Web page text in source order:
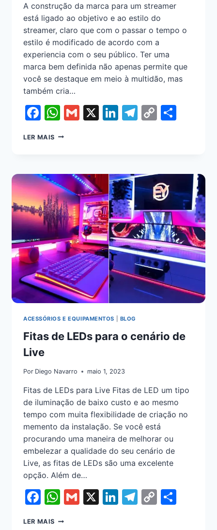
A construção da marca para um streamer
está ligado ao objetivo e ao estilo do
streamer, claro que com o passar o tempo o
estilo é modificado de acordo com a
experiencia com o seu público. Ter uma
marca bem definida não apenas permite que
você se destaque em meio à multidão, mas
também cria…
Facebook
WhatsApp
Gmail
X LinkedIn
Telegram
Copy
LER MAIS
ACESSÓRIOS E EQUIPAMENTOS BLOG
Fitas de LEDs para o cenário de
Live
Por Diego Navarro maio 1, 2023
Fitas de LEDs para Live Fitas de LED um tipo
de iluminação de baixo custo e ao mesmo
tempo com muita flexibilidade de criação no
memento da instalação. Se você está
procurando uma maneira de melhorar ou
embelezar a qualidade do seu cenário de
Live, as fitas de LEDs são uma excelente
opção. Além de…
Facebook
WhatsApp
Gmail
X LinkedIn
Telegram
Copy
LER MAIS